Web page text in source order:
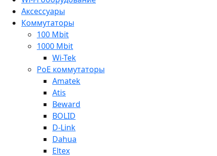
Аксессуары
Коммутаторы
100 Mbit
1000 Mbit
Wi-Tek
PoE коммутаторы
Amatek
Atis
Beward
BOLID
D-Link
Dahua
Eltex